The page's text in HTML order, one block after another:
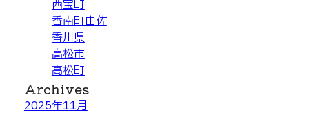
西宝町
香南町由佐
香川県
高松市
高松町
Archives
2025年11月